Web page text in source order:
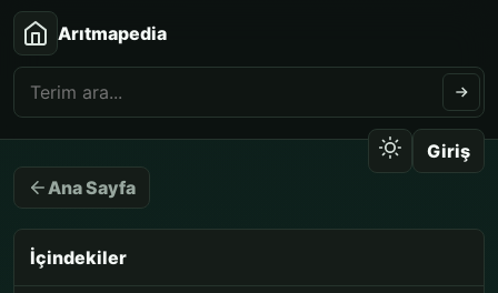
Arıtmapedia
Giriş
Ana Sayfa
İçindekiler